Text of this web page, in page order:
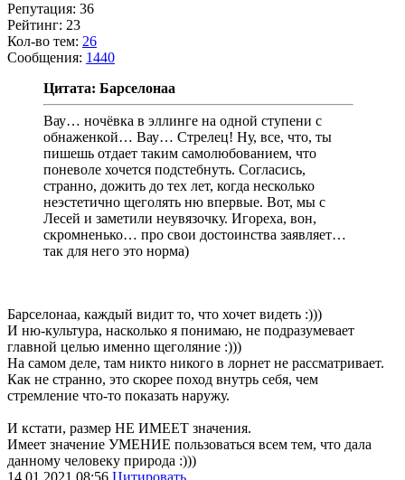
Репутация: 36
Рейтинг: 23
Кол-во тем: 26
Сообщения: 1440
Цитата: Барселонаа
Вау… ночёвка в эллинге на одной ступени с
обнаженкой… Вау… Стрелец! Ну, все, что, ты
пишешь отдает таким самолюбованием, что
поневоле хочется подстебнуть. Согласись,
странно, дожить до тех лет, когда несколько
неэстетично щеголять ню впервые. Вот, мы с
Лесей и заметили неувязочку. Игореха, вон,
скромненько… про свои достоинства заявляет…
так для него это норма)
Барселонаа, каждый видит то, что хочет видеть :)))
И ню-культура, насколько я понимаю, не подразумевает
главной целью именно щеголяние :)))
На самом деле, там никто никого в лорнет не рассматривает.
Как не странно, это скорее поход внутрь себя, чем
стремление что-то показать наружу.
И кстати, размер НЕ ИМЕЕТ значения.
Имеет значение УМЕНИЕ пользоваться всем тем, что дала
данному человеку природа :)))